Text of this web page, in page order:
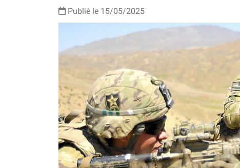
Publié le 15/05/2025